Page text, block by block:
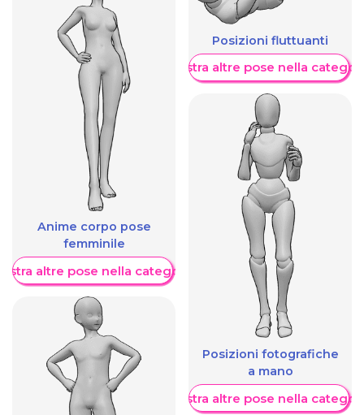
Anime corpo pose
femminile
altre pose nella categoria
Posizioni fluttuanti
Mostra altre pose nella
Posizioni fotografiche
a mano
Mostra altre pose nella